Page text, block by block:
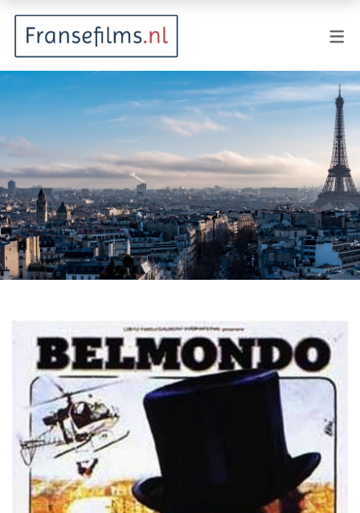
Animatie
Documentaire
Drama
Fantasy
Horror
Misdaad
Musical
Oorlogsfilm
Romantische komedie
Thriller